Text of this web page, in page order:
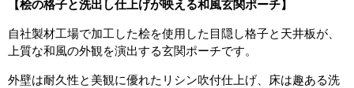
【桧の格子と洗出し仕上げが映える和風玄関ポーチ】
自社製材工場で加工した桧を使用した目隠し格子と天井板が、
上質な和風の外観を演出する玄関ポーチです。
外壁は耐久性と美観に優れたリシン吹付仕上げ、床は趣ある洗